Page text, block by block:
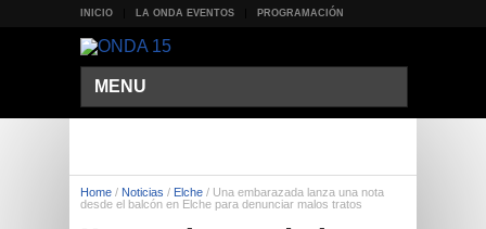
INICIO LA ONDA EVENTOS PROGRAMACIÓN
MENU
Home / Noticias / Elche / Una embarazada lanza una nota
desde el balcón en Elche para denunciar malos tratos